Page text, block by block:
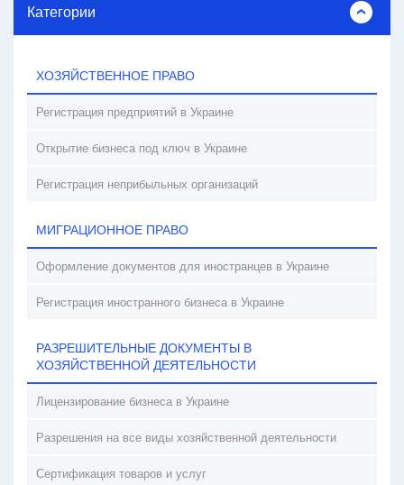
Категории
ХОЗЯЙСТВЕННОЕ ПРАВО
Регистрация предприятий в Украине
Открытие бизнеса под ключ в Украине
Регистрация неприбыльных организаций
МИГРАЦИОННОЕ ПРАВО
Оформление документов для иностранцев в Украине
Регистрация иностранного бизнеса в Украине
РАЗРЕШИТЕЛЬНЫЕ ДОКУМЕНТЫ В
ХОЗЯЙСТВЕННОЙ ДЕЯТЕЛЬНОСТИ
Лицензирование бизнеса в Украине
Разрешения на все виды хозяйственной деятельности
Сертификация товаров и услуг